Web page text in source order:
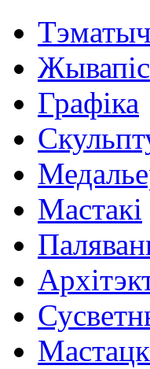
Жывапіс
Графіка
Мастакі